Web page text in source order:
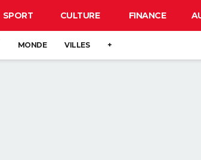
SPORT CULTURE FINANCE
MONDE VILLES +